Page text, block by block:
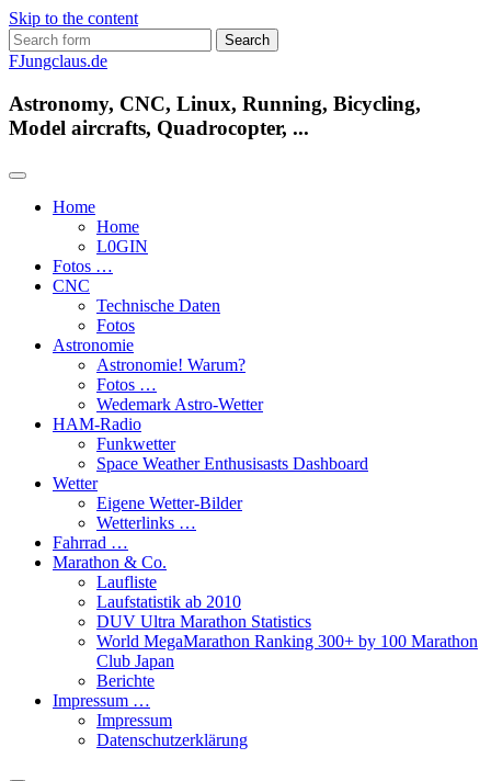
Skip to the content
Search
for:
FJungclaus.de
Astronomy, CNC, Linux, Running, Bicycling,
Model aircrafts, Quadrocopter, ...
Home
Home
L​0​​GIN
Fotos …
CNC
Technische Daten
Fotos
Astronomie
Astronomie! Warum?
Fotos …
Wedemark Astro-Wetter
HAM-Radio
Funkwetter
Space Weather Enthusisasts Dashboard
Wetter
Eigene Wetter-Bilder
Wetterlinks …
Fahrrad …
Marathon & Co.
Laufliste
Laufstatistik ab 2010
DUV Ultra Marathon Statistics
World MegaMarathon Ranking 300+ by 100 Marathon
Club Japan
Berichte
Impressum …
Impressum
Datenschutzerklärung